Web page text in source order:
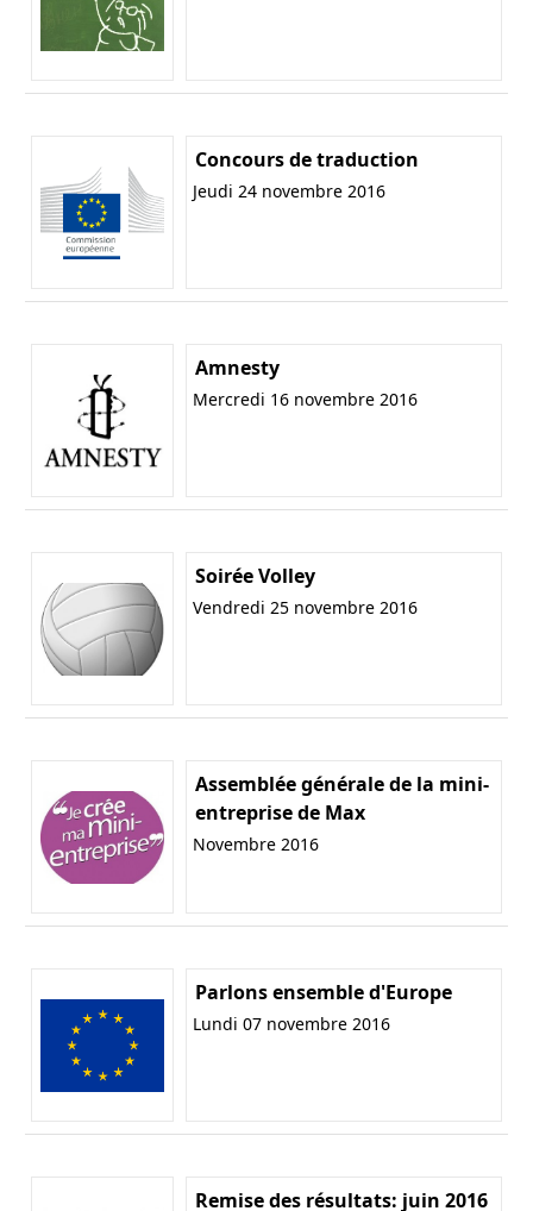
Concours de traduction
Jeudi 24 novembre 2016
Amnesty
Mercredi 16 novembre 2016
Soirée Volley
Vendredi 25 novembre 2016
Assemblée générale de la mini-
entreprise de Max
Novembre 2016
Parlons ensemble d'Europe
Lundi 07 novembre 2016
Remise des résultats: juin 2016